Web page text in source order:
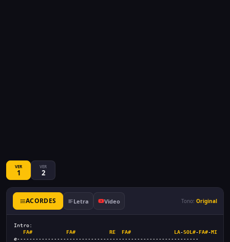
VER
1
VER
2
ACORDES Letra Video Tono: Original
Intro:
FA#
FA# RE FA# LA-SOL#-FA#-MI
e-----------------------------------------------------------